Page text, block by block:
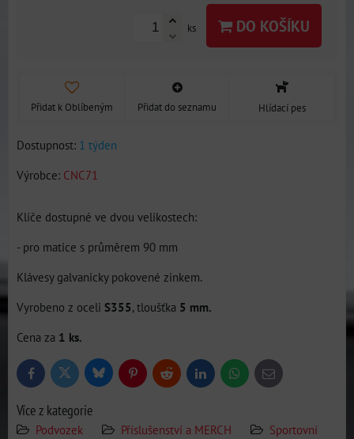
ks DO KOŠÍKU
Přidat k Oblíbeným Přidat do seznamu Hlídací pes
Dostupnost: 1 týden
Výrobce: CNC71
Klíče dostupné ve dvou velikostech:
- pro matice s průměrem 90 mm
Klávesy galvanicky pokovené zinkem.
Vyrobeno z oceli S355, tloušťka 5 mm.
Cena za 1 ks.
FacebookTwitter BlueskyPinterestReddit LinkedInWhatsApp
E-
mail
Více z kategorie
Podvozek Příslušenství a MERCH
Sportovní